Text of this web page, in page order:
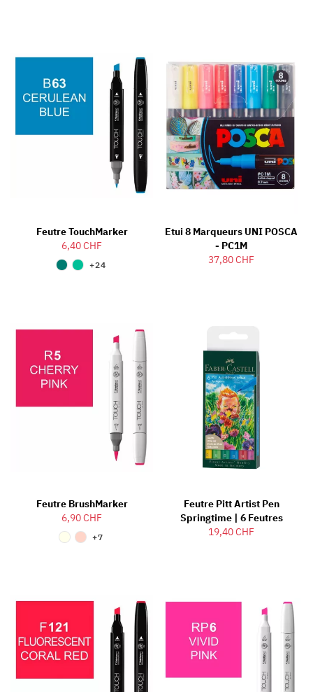
Feutre TouchMarker
6,40 CHF
+24
Etui 8 Marqueurs UNI POSCA
- PC1M
37,80 CHF
Feutre BrushMarker
6,90 CHF
+7
Feutre Pitt Artist Pen
Springtime | 6 Feutres
19,40 CHF